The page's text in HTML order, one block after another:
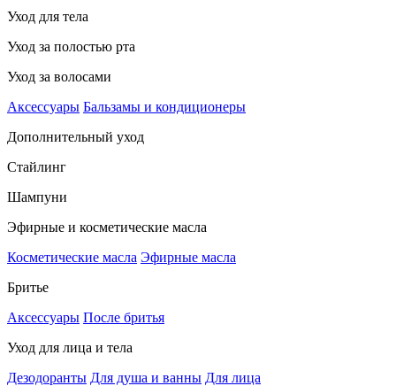
Уход для тела
Уход за полостью рта
Уход за волосами
Аксессуары Бальзамы и кондиционеры
Дополнительный уход
Стайлинг
Шампуни
Эфирные и косметические масла
Косметические масла Эфирные масла
Бритье
Аксессуары После бритья
Уход для лица и тела
Дезодоранты Для душа и ванны Для лица